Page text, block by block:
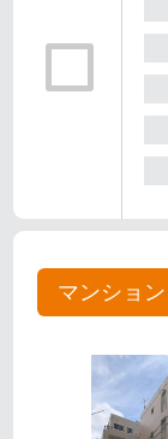
マンション